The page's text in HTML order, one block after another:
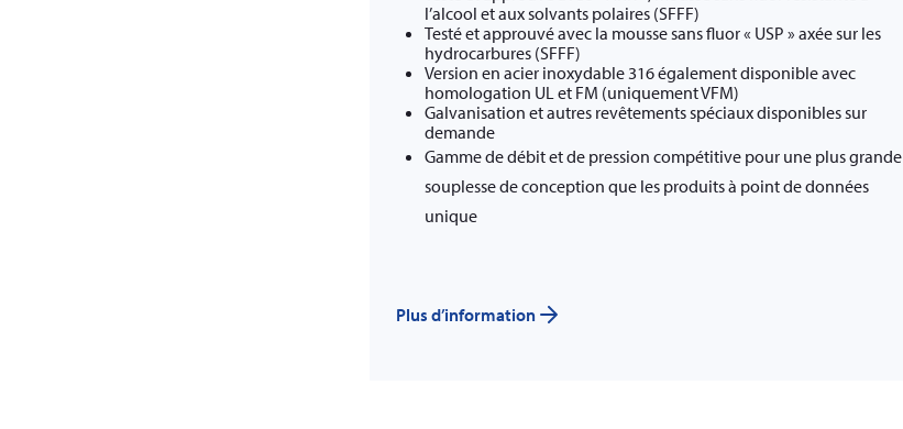
l’alcool et aux solvants polaires (SFFF)
Testé et approuvé avec la mousse sans fluor « USP » axée sur les
hydrocarbures (SFFF)
Version en acier inoxydable 316 également disponible avec
homologation UL et FM (uniquement VFM)
Galvanisation et autres revêtements spéciaux disponibles sur
demande
Gamme de débit et de pression compétitive pour une plus grande
souplesse de conception que les produits à point de données
unique
Plus d’information